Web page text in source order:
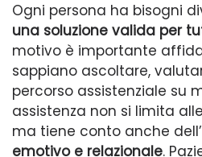
Ogni persona ha bisogni
una soluzione valida per
motivo è importante
sappiano ascoltare,
percorso assistenziale su
assistenza non si limita
ma tiene conto anche dell’
emotivo e relazionale.